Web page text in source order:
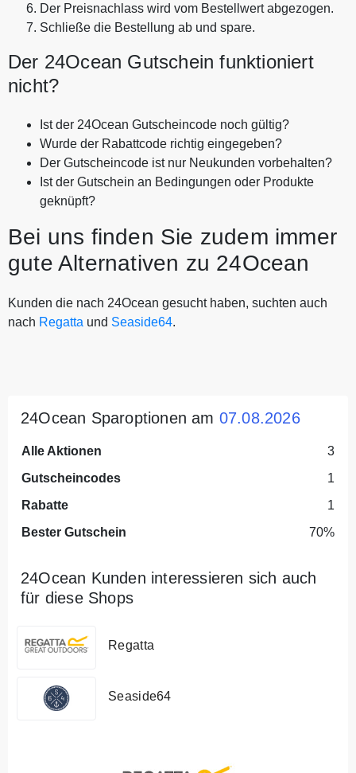
Der Preisnachlass wird vom Bestellwert abgezogen.
Schließe die Bestellung ab und spare.
Der 24Ocean Gutschein funktioniert
nicht?
Ist der 24Ocean Gutscheincode noch gültig?
Wurde der Rabattcode richtig eingegeben?
Der Gutscheincode ist nur Neukunden vorbehalten?
Ist der Gutschein an Bedingungen oder Produkte
geknüpft?
Bei uns finden Sie zudem immer
gute Alternativen zu 24Ocean
Kunden die nach 24Ocean gesucht haben, suchten auch
nach Regatta und Seaside64.
24Ocean Sparoptionen am 07.08.2026
Alle Aktionen
3
Gutscheincodes
1
Rabatte
1
Bester Gutschein
70%
24Ocean Kunden interessieren sich auch
für diese Shops
Regatta
Seaside64